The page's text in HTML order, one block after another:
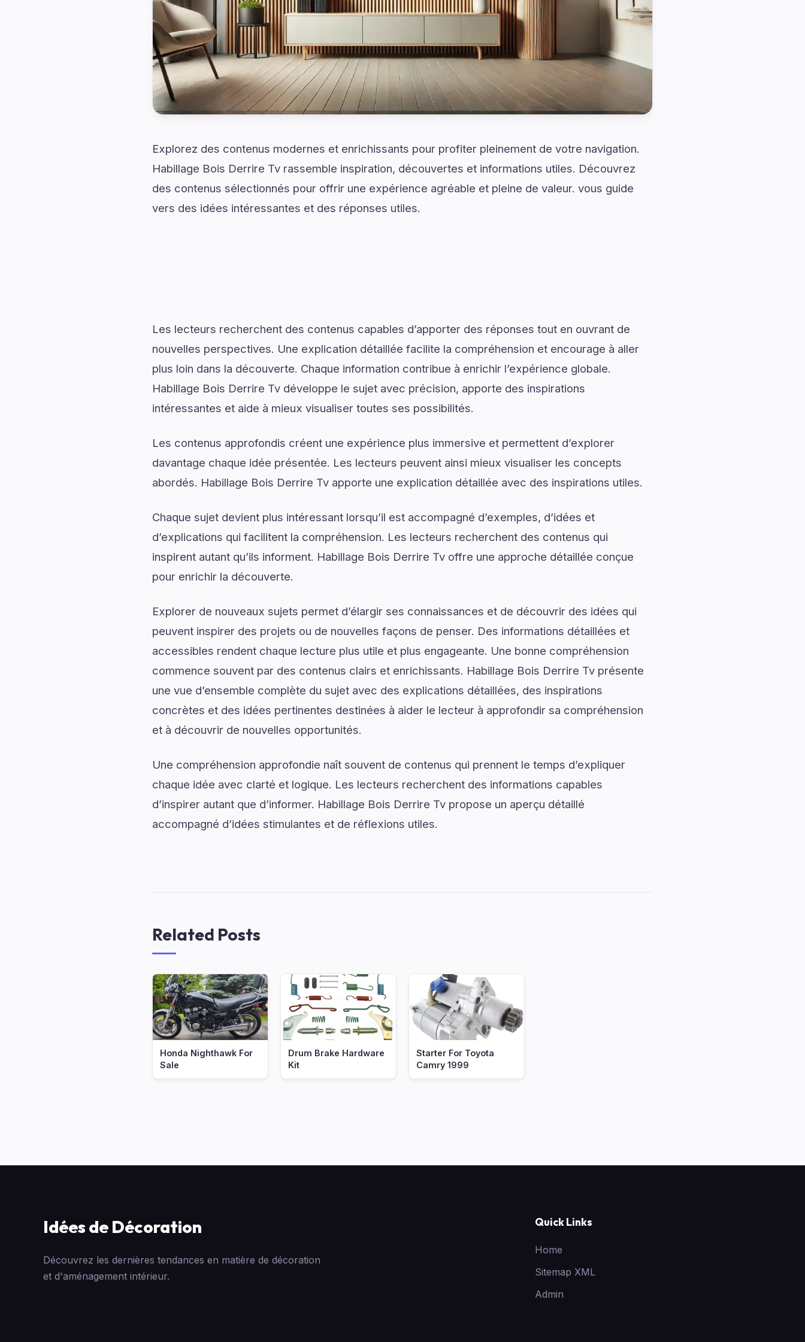
Explorez des contenus modernes et enrichissants pour profiter pleinement de votre navigation.
Habillage Bois Derrire Tv rassemble inspiration, découvertes et informations utiles. Découvrez
des contenus sélectionnés pour offrir une expérience agréable et pleine de valeur. vous guide
vers des idées intéressantes et des réponses utiles.
Les lecteurs recherchent des contenus capables d’apporter des réponses tout en ouvrant de
nouvelles perspectives. Une explication détaillée facilite la compréhension et encourage à aller
plus loin dans la découverte. Chaque information contribue à enrichir l’expérience globale.
Habillage Bois Derrire Tv développe le sujet avec précision, apporte des inspirations
intéressantes et aide à mieux visualiser toutes ses possibilités.
Les contenus approfondis créent une expérience plus immersive et permettent d’explorer
davantage chaque idée présentée. Les lecteurs peuvent ainsi mieux visualiser les concepts
abordés. Habillage Bois Derrire Tv apporte une explication détaillée avec des inspirations utiles.
Chaque sujet devient plus intéressant lorsqu’il est accompagné d’exemples, d’idées et
d’explications qui facilitent la compréhension. Les lecteurs recherchent des contenus qui
inspirent autant qu’ils informent. Habillage Bois Derrire Tv offre une approche détaillée conçue
pour enrichir la découverte.
Explorer de nouveaux sujets permet d’élargir ses connaissances et de découvrir des idées qui
peuvent inspirer des projets ou de nouvelles façons de penser. Des informations détaillées et
accessibles rendent chaque lecture plus utile et plus engageante. Une bonne compréhension
commence souvent par des contenus clairs et enrichissants. Habillage Bois Derrire Tv présente
une vue d’ensemble complète du sujet avec des explications détaillées, des inspirations
concrètes et des idées pertinentes destinées à aider le lecteur à approfondir sa compréhension
et à découvrir de nouvelles opportunités.
Une compréhension approfondie naît souvent de contenus qui prennent le temps d’expliquer
chaque idée avec clarté et logique. Les lecteurs recherchent des informations capables
d’inspirer autant que d’informer. Habillage Bois Derrire Tv propose un aperçu détaillé
accompagné d’idées stimulantes et de réflexions utiles.
Related Posts
Honda Nighthawk For
Sale
Drum Brake Hardware
Kit
Starter For Toyota
Camry 1999
Idées de Décoration
Découvrez les dernières tendances en matière de décoration
et d'aménagement intérieur.
Quick Links
Home
Sitemap XML
Admin